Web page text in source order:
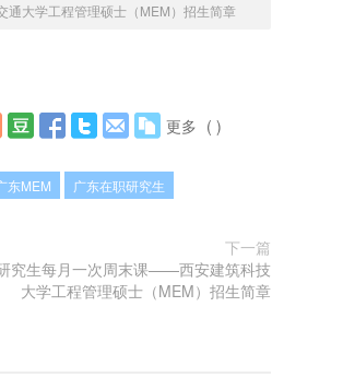
大学工程管理硕士（MEM）招生简章
更多 ( )
东MEM 广东在职研究生
下一篇
究生每月一次周末课——西安建筑科技
大学工程管理硕士（MEM）招生简章